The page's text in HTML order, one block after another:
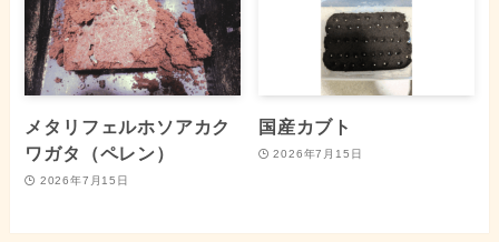
メタリフェルホソアカク
ワガタ（ペレン）
2026年7月15日
国産カブト
2026年7月15日